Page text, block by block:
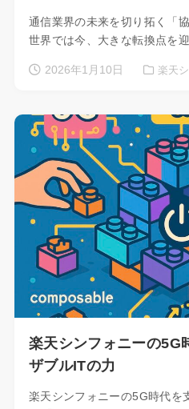
通信業界の未来を切り拓く「
世界では今、大きな転換点を
2026年1月10日 楽天
楽天シンフォニーの5G
ザブルITの力
楽天シンフォニーの5G時代を